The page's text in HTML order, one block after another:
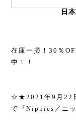
日
在庫一掃！30％
中！！
☆★2021年9月22
で『Nippies／ニ